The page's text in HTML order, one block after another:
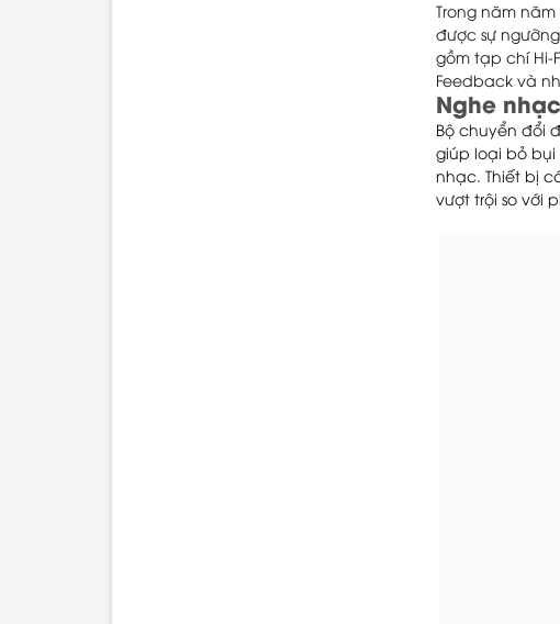
Trong năm
được sự
gồm tạp chí Hi-
Feedback và
Nghe
Bộ chuyển đổi
giúp loại bỏ bụi
nhạc. Thiết bị
vượt trội so với